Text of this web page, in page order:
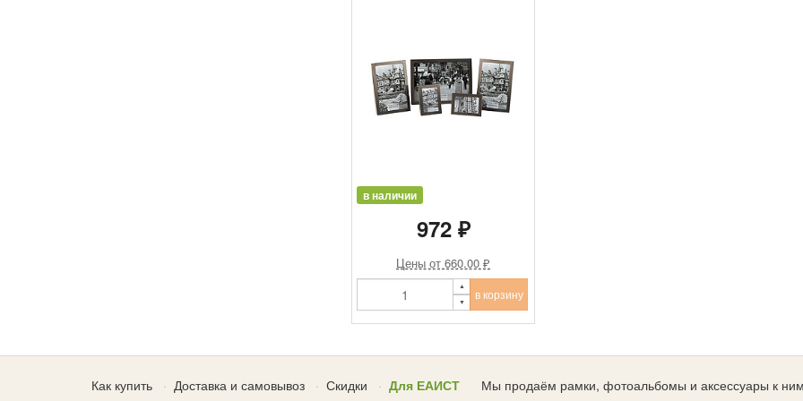
в наличии
972 ₽
Цены от 660.00 ₽
в корзину
Как купить Доставка и самовывоз Скидки Для ЕАИСТ Мы продаём рамки, фотоальбомы и аксессуары к